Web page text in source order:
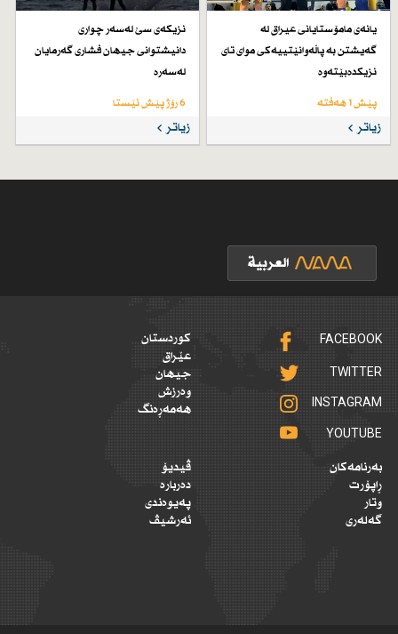
یانەی مامۆستایانی عیراق لە
گەیشتن بە پاڵەوانێتییەكی موای تای
نزیكدەبێتەوە
پێش 1 هەفتە
زیاتر
نزیكەی سێ لەسەر چواری
دانیشتوانی جیهان فشاری گەرمایان
لەسەرە
6 رۆژ پێش ئێستا
زیاتر
FACEBOOK
TWITTER
INSTAGRAM
YOUTUBE
کوردستان
عێراق
جیهان
وەرزش
هەمەڕەنگ
بەرنامەکان
ڕاپۆرت
وتار
گەلەری
ڤیدیۆ
دەربارە
پەیوەندی
ئەرشیڤ